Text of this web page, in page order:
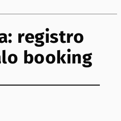
registro
booking